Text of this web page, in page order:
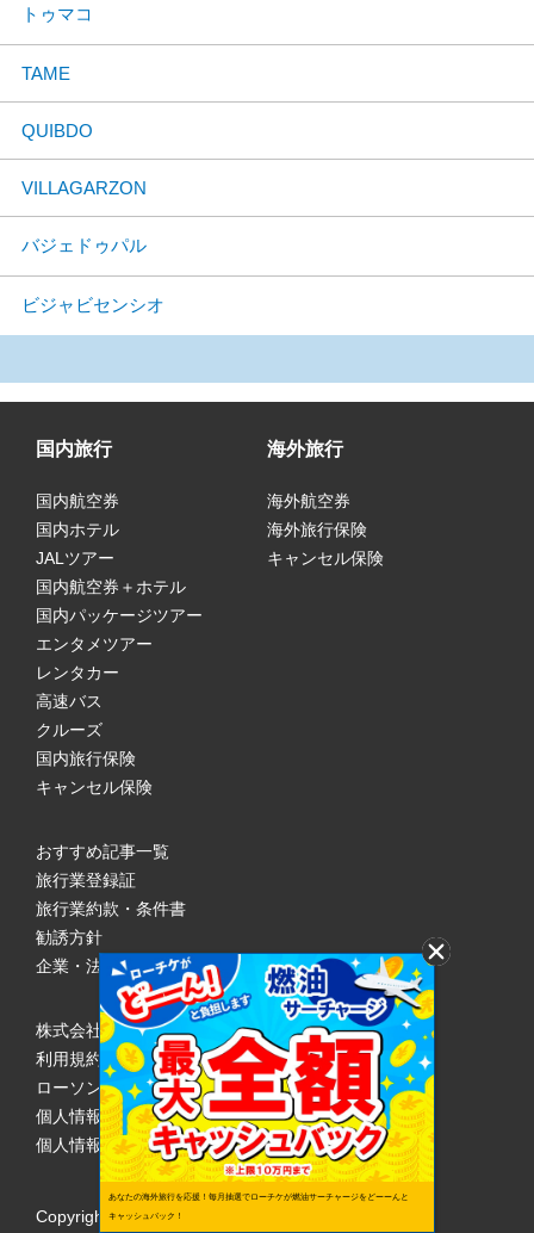
トゥマコ
TAME
QUIBDO
VILLAGARZON
バジェドゥパル
ビジャビセンシオ
国内旅行
国内航空券
国内ホテル
JALツアー
国内航空券＋ホテル
国内パッケージツアー
エンタメツアー
レンタカー
高速バス
クルーズ
国内旅行保険
キャンセル保険
海外旅行
海外航空券
海外旅行保険
キャンセル保険
おすすめ記事一覧
旅行業登録証
旅行業約款・条件書
勧誘方針
企業・法人のみなさまへ
株式会社ローソンエンタテインメント
利用規約
ローソンWEB会員規約
個人情報の取り扱いについて
個人情報保護方針
Copyright © 1998 Lawson Entertainment, Inc.
あなたの海外旅行を応援！毎月抽選でローチケが燃油サーチャージをどーーんと
キャッシュバック！